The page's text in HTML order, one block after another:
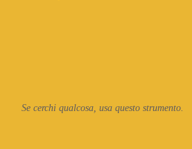
Se cerchi qualcosa, usa questo strumento.